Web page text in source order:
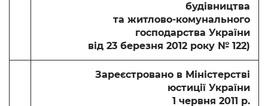
будівництва
та житлово-комунального
господарства України
від 23 березня 2012 року № 122)
Зареєстровано в Міністерстві
юстиції України
1 червня 2011 р.